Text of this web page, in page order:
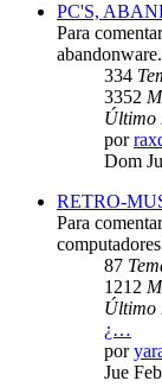
PC'S,
Para
abandonware.
334
3352
Último
por
Dom
RETRO-
Para
87
1212
Último
¿…
por
Jue